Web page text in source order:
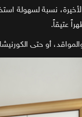
نسبة لسهولة
عتيقاً.
أو حتى